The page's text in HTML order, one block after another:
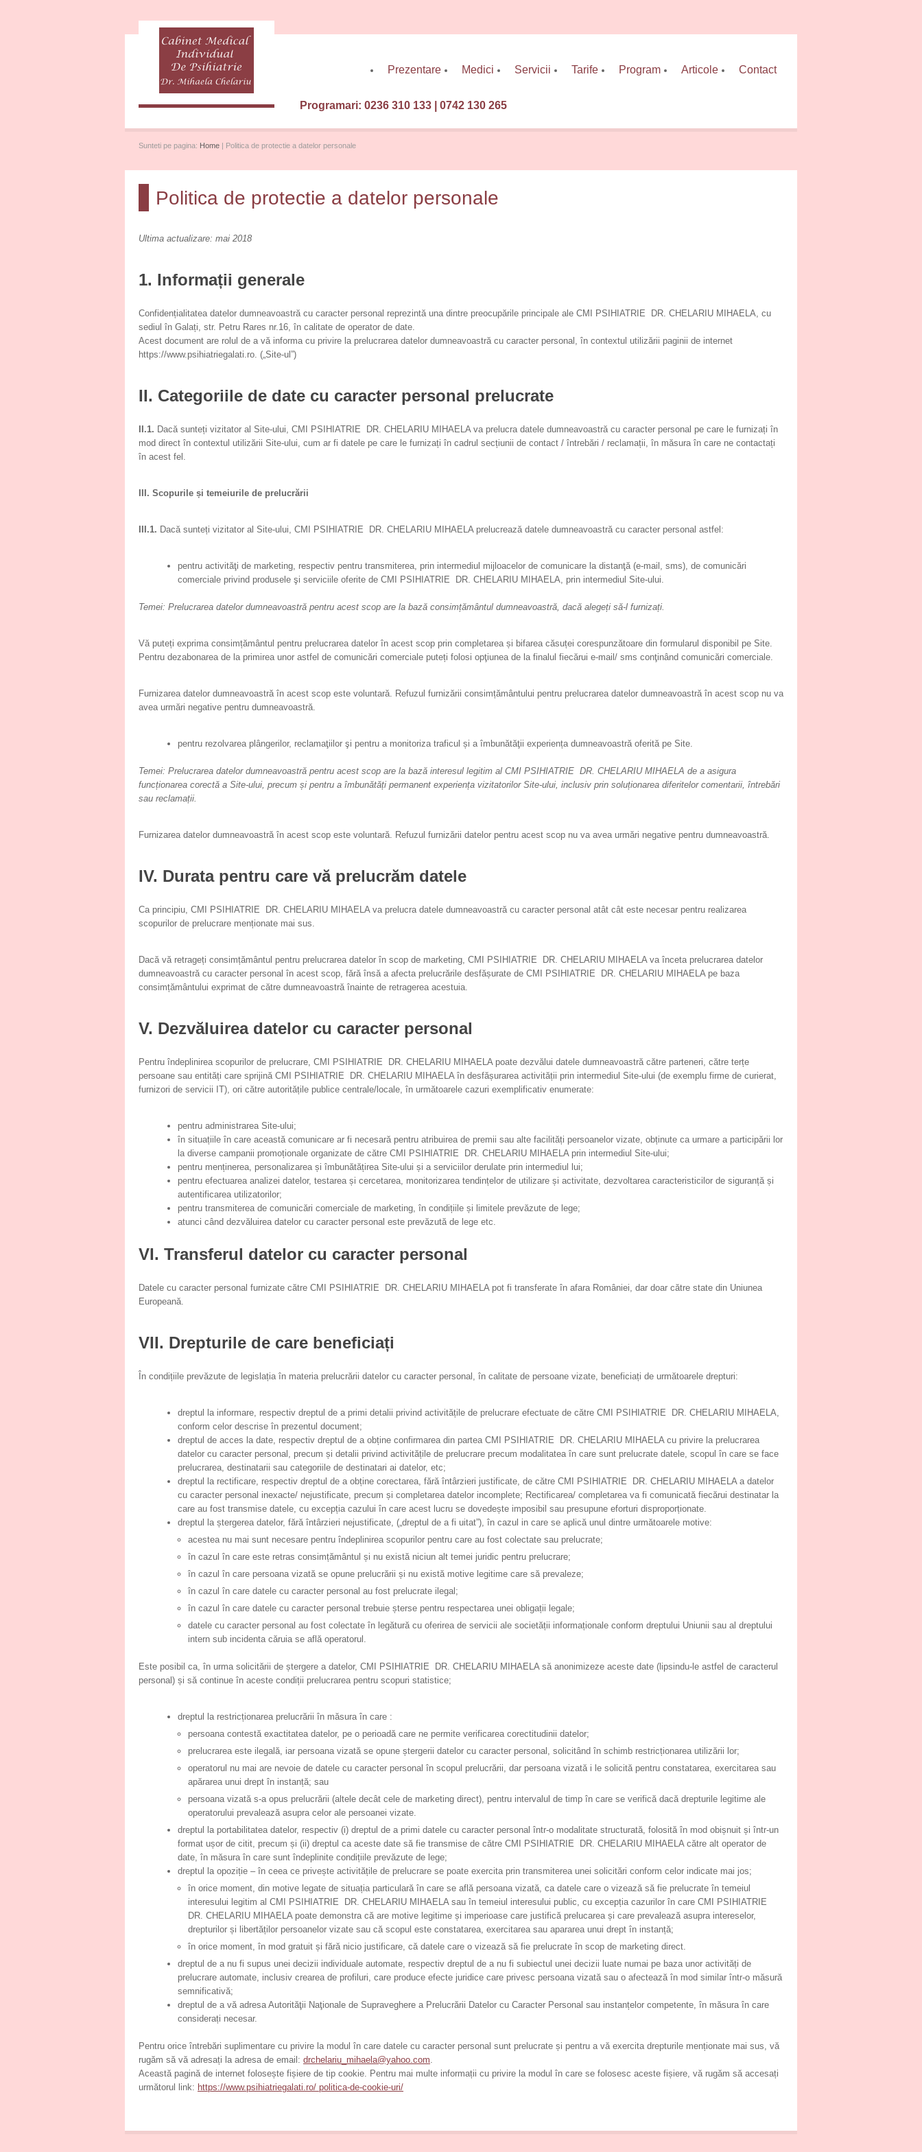
Prezentare Medici Servicii Tarife Program Articole Contact
Programari: 0236 310 133 | 0742 130 265
Sunteti pe pagina: Home | Politica de protectie a datelor personale
Politica de protectie a datelor personale
Ultima actualizare: mai 2018
1. Informații generale
Confidențialitatea datelor dumneavoastră cu caracter personal reprezintă una dintre preocupările principale ale CMI PSIHIATRIE DR. CHELARIU MIHAELA, cu
sediul în Galați, str. Petru Rares nr.16, în calitate de operator de date.
Acest document are rolul de a vă informa cu privire la prelucrarea datelor dumneavoastră cu caracter personal, în contextul utilizării paginii de internet
https://www.psihiatriegalati.ro. („Site-ul”)
II. Categoriile de date cu caracter personal prelucrate
II.1. Dacă sunteți vizitator al Site-ului, CMI PSIHIATRIE DR. CHELARIU MIHAELA va prelucra datele dumneavoastră cu caracter personal pe care le furnizați în
mod direct în contextul utilizării Site-ului, cum ar fi datele pe care le furnizați în cadrul secțiunii de contact / întrebări / reclamații, în măsura în care ne contactați
în acest fel.
III. Scopurile și temeiurile de prelucrării
III.1. Dacă sunteți vizitator al Site-ului, CMI PSIHIATRIE DR. CHELARIU MIHAELA prelucrează datele dumneavoastră cu caracter personal astfel:
pentru activităţi de marketing, respectiv pentru transmiterea, prin intermediul mijloacelor de comunicare la distanţă (e-mail, sms), de comunicări
comerciale privind produsele şi serviciile oferite de CMI PSIHIATRIE DR. CHELARIU MIHAELA, prin intermediul Site-ului.
Temei: Prelucrarea datelor dumneavoastră pentru acest scop are la bază consimțământul dumneavoastră, dacă alegeți să-l furnizați.
Vă puteți exprima consimțământul pentru prelucrarea datelor în acest scop prin completarea și bifarea căsuței corespunzătoare din formularul disponibil pe Site.
Pentru dezabonarea de la primirea unor astfel de comunicări comerciale puteți folosi opţiunea de la finalul fiecărui e-mail/ sms conţinând comunicări comerciale.
Furnizarea datelor dumneavoastră în acest scop este voluntară. Refuzul furnizării consimțământului pentru prelucrarea datelor dumneavoastră în acest scop nu va
avea urmări negative pentru dumneavoastră.
pentru rezolvarea plângerilor, reclamaţiilor şi pentru a monitoriza traficul și a îmbunătăţii experiența dumneavoastră oferită pe Site.
Temei: Prelucrarea datelor dumneavoastră pentru acest scop are la bază interesul legitim al CMI PSIHIATRIE DR. CHELARIU MIHAELA de a asigura
funcționarea corectă a Site-ului, precum și pentru a îmbunătăți permanent experiența vizitatorilor Site-ului, inclusiv prin soluționarea diferitelor comentarii, întrebări
sau reclamații.
Furnizarea datelor dumneavoastră în acest scop este voluntară. Refuzul furnizării datelor pentru acest scop nu va avea urmări negative pentru dumneavoastră.
IV. Durata pentru care vă prelucrăm datele
Ca principiu, CMI PSIHIATRIE DR. CHELARIU MIHAELA va prelucra datele dumneavoastră cu caracter personal atât cât este necesar pentru realizarea
scopurilor de prelucrare menționate mai sus.
Dacă vă retrageți consimțământul pentru prelucrarea datelor în scop de marketing, CMI PSIHIATRIE DR. CHELARIU MIHAELA va înceta prelucrarea datelor
dumneavoastră cu caracter personal în acest scop, fără însă a afecta prelucrările desfășurate de CMI PSIHIATRIE DR. CHELARIU MIHAELA pe baza
consimțământului exprimat de către dumneavoastră înainte de retragerea acestuia.
V. Dezvăluirea datelor cu caracter personal
Pentru îndeplinirea scopurilor de prelucrare, CMI PSIHIATRIE DR. CHELARIU MIHAELA poate dezvălui datele dumneavoastră către parteneri, către terțe
persoane sau entități care sprijină CMI PSIHIATRIE DR. CHELARIU MIHAELA în desfășurarea activității prin intermediul Site-ului (de exemplu firme de curierat,
furnizori de servicii IT), ori către autoritățile publice centrale/locale, în următoarele cazuri exemplificativ enumerate:
pentru administrarea Site-ului;
în situațiile în care această comunicare ar fi necesară pentru atribuirea de premii sau alte facilități persoanelor vizate, obținute ca urmare a participării lor
la diverse campanii promoționale organizate de către CMI PSIHIATRIE DR. CHELARIU MIHAELA prin intermediul Site-ului;
pentru menținerea, personalizarea și îmbunătățirea Site-ului și a serviciilor derulate prin intermediul lui;
pentru efectuarea analizei datelor, testarea și cercetarea, monitorizarea tendințelor de utilizare și activitate, dezvoltarea caracteristicilor de siguranță și
autentificarea utilizatorilor;
pentru transmiterea de comunicări comerciale de marketing, în condițiile și limitele prevăzute de lege;
atunci când dezvăluirea datelor cu caracter personal este prevăzută de lege etc.
VI. Transferul datelor cu caracter personal
Datele cu caracter personal furnizate către CMI PSIHIATRIE DR. CHELARIU MIHAELA pot fi transferate în afara României, dar doar către state din Uniunea
Europeană.
VII. Drepturile de care beneficiați
În condițiile prevăzute de legislația în materia prelucrării datelor cu caracter personal, în calitate de persoane vizate, beneficiați de următoarele drepturi:
dreptul la informare, respectiv dreptul de a primi detalii privind activitățile de prelucrare efectuate de către CMI PSIHIATRIE DR. CHELARIU MIHAELA,
conform celor descrise în prezentul document;
dreptul de acces la date, respectiv dreptul de a obține confirmarea din partea CMI PSIHIATRIE DR. CHELARIU MIHAELA cu privire la prelucrarea
datelor cu caracter personal, precum și detalii privind activitățile de prelucrare precum modalitatea în care sunt prelucrate datele, scopul în care se face
prelucrarea, destinatarii sau categoriile de destinatari ai datelor, etc;
dreptul la rectificare, respectiv dreptul de a obține corectarea, fără întârzieri justificate, de către CMI PSIHIATRIE DR. CHELARIU MIHAELA a datelor
cu caracter personal inexacte/ nejustificate, precum și completarea datelor incomplete; Rectificarea/ completarea va fi comunicată fiecărui destinatar la
care au fost transmise datele, cu excepția cazului în care acest lucru se dovedește imposibil sau presupune eforturi disproporționate.
dreptul la ștergerea datelor, fără întârzieri nejustificate, („dreptul de a fi uitat”), în cazul in care se aplică unul dintre următoarele motive:
acestea nu mai sunt necesare pentru îndeplinirea scopurilor pentru care au fost colectate sau prelucrate;
în cazul în care este retras consimțământul și nu există niciun alt temei juridic pentru prelucrare;
în cazul în care persoana vizată se opune prelucrării și nu există motive legitime care să prevaleze;
în cazul în care datele cu caracter personal au fost prelucrate ilegal;
în cazul în care datele cu caracter personal trebuie șterse pentru respectarea unei obligații legale;
datele cu caracter personal au fost colectate în legătură cu oferirea de servicii ale societății informaționale conform dreptului Uniunii sau al dreptului
intern sub incidenta căruia se află operatorul.
Este posibil ca, în urma solicitării de ștergere a datelor, CMI PSIHIATRIE DR. CHELARIU MIHAELA să anonimizeze aceste date (lipsindu-le astfel de caracterul
personal) și să continue în aceste condiții prelucrarea pentru scopuri statistice;
dreptul la restricționarea prelucrării în măsura în care :
persoana contestă exactitatea datelor, pe o perioadă care ne permite verificarea corectitudinii datelor;
prelucrarea este ilegală, iar persoana vizată se opune ștergerii datelor cu caracter personal, solicitând în schimb restricționarea utilizării lor;
operatorul nu mai are nevoie de datele cu caracter personal în scopul prelucrării, dar persoana vizată i le solicită pentru constatarea, exercitarea sau
apărarea unui drept în instanță; sau
persoana vizată s-a opus prelucrării (altele decât cele de marketing direct), pentru intervalul de timp în care se verifică dacă drepturile legitime ale
operatorului prevalează asupra celor ale persoanei vizate.
dreptul la portabilitatea datelor, respectiv (i) dreptul de a primi datele cu caracter personal într-o modalitate structurată, folosită în mod obișnuit și într-un
format ușor de citit, precum și (ii) dreptul ca aceste date să fie transmise de către CMI PSIHIATRIE DR. CHELARIU MIHAELA către alt operator de
date, în măsura în care sunt îndeplinite condițiile prevăzute de lege;
dreptul la opoziție – în ceea ce privește activitățile de prelucrare se poate exercita prin transmiterea unei solicitări conform celor indicate mai jos;
în orice moment, din motive legate de situația particulară în care se află persoana vizată, ca datele care o vizează să fie prelucrate în temeiul
interesului legitim al CMI PSIHIATRIE DR. CHELARIU MIHAELA sau în temeiul interesului public, cu excepția cazurilor în care CMI PSIHIATRIE
DR. CHELARIU MIHAELA poate demonstra că are motive legitime și imperioase care justifică prelucarea și care prevalează asupra intereselor,
drepturilor și libertăților persoanelor vizate sau că scopul este constatarea, exercitarea sau apararea unui drept în instanță;
în orice moment, în mod gratuit și fără nicio justificare, că datele care o vizează să fie prelucrate în scop de marketing direct.
dreptul de a nu fi supus unei decizii individuale automate, respectiv dreptul de a nu fi subiectul unei decizii luate numai pe baza unor activități de
prelucrare automate, inclusiv crearea de profiluri, care produce efecte juridice care privesc persoana vizată sau o afectează în mod similar într-o măsură
semnificativă;
dreptul de a vă adresa Autorităţii Naţionale de Supraveghere a Prelucrării Datelor cu Caracter Personal sau instanțelor competente, în măsura în care
considerați necesar.
Pentru orice întrebări suplimentare cu privire la modul în care datele cu caracter personal sunt prelucrate și pentru a vă exercita drepturile menționate mai sus, vă
rugăm să vă adresați la adresa de email: drchelariu_mihaela@yahoo.com.
Această pagină de internet folosește fișiere de tip cookie. Pentru mai multe informații cu privire la modul în care se folosesc aceste fișiere, vă rugăm să accesați
următorul link: https://www.psihiatriegalati.ro/ politica-de-cookie-uri/